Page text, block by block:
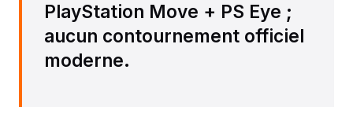
PlayStation Move + PS Eye ;
aucun contournement officiel
moderne.